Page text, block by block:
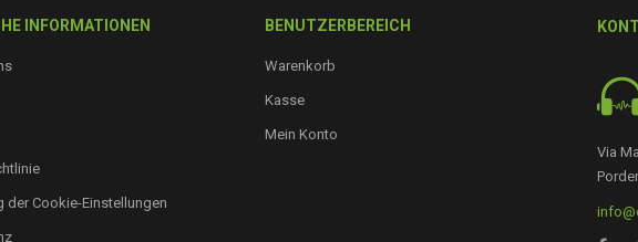
INFORMATIONEN
der Cookie-Einstellungen
BENUTZERBEREICH
Warenkorb
Kasse
Mein Konto
Via